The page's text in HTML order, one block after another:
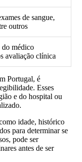
de sangue,
outros
do médico
avaliação clínica
Portugal, é
Esses
e do hospital ou
idade, histórico
para determinar se
pode ser
antes de ser